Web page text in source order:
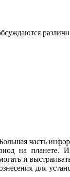
часть
на планете.
и
для